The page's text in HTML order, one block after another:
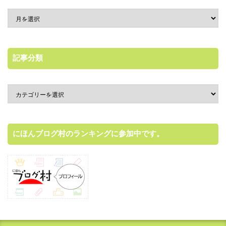
記事分類
にほんブログ村のランキングに参加中です。